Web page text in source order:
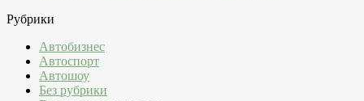
Рубрики
Автобизнес
Автоспорт
Автошоу
Без рубрики